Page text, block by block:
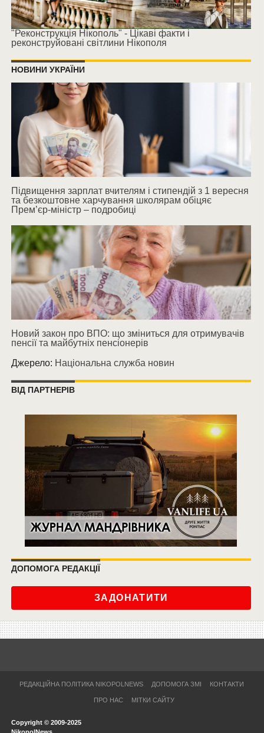
"Реконструкція Нікополь" - Цікаві факти і
реконструйовані світлини Нікополя
НОВИНИ УКРАЇНИ
Підвищення зарплат вчителям і стипендій з 1 вересня
та безкоштовне харчування школярам обіцяє
Прем’єр-міністр – подробиці
Новий закон про ВПО: що зміниться для отримувачів
пенсії та майбутніх пенсіонерів
Джерело: Національна служба новин
ВІД ПАРТНЕРІВ
ДОПОМОГА РЕДАКЦІЇ
ЗАДОНАТИТИ
РЕДАКЦІЙНА ПОЛІТИКА NIKOPOLNEWS ДОПОМОГА ЗМІ КОНТАКТИ
ПРО НАС МІТКИ САЙТУ
Copyright © 2009-2025